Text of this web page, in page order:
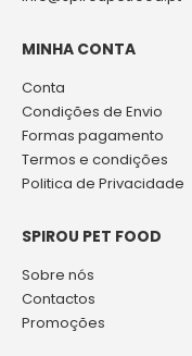
MINHA CONTA
Conta
Condições de Envio
Formas pagamento
Termos e condições
Politica de Privacidade
SPIROU PET FOOD
Sobre nós
Contactos
Promoções